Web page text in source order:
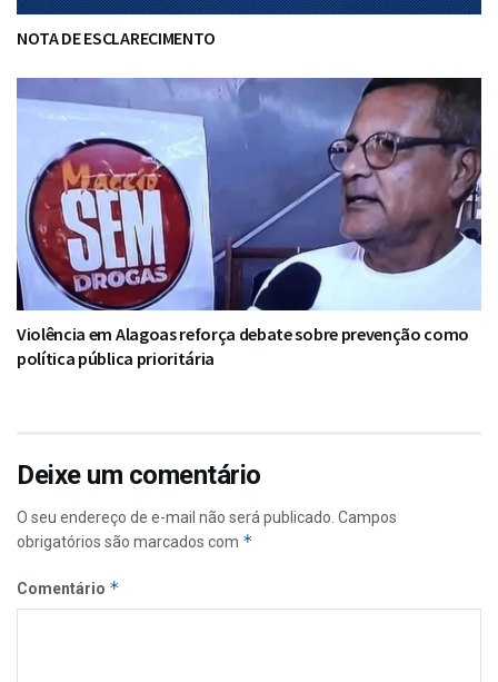
NOTA DE ESCLARECIMENTO
Violência em Alagoas reforça debate sobre prevenção como
política pública prioritária
Deixe um comentário
O seu endereço de e-mail não será publicado. Campos
obrigatórios são marcados com *
Comentário *